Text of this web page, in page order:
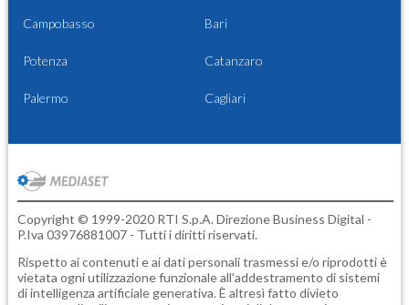
Campobasso Bari
Potenza Catanzaro
Palermo Cagliari
Copyright © 1999-2020 RTI S.p.A. Direzione Business Digital -
P.Iva 03976881007 - Tutti i diritti riservati.
Rispetto ai contenuti e ai dati personali trasmessi e/o riprodotti è
vietata ogni utilizzazione funzionale all'addestramento di sistemi
di intelligenza artificiale generativa. È altresì fatto divieto